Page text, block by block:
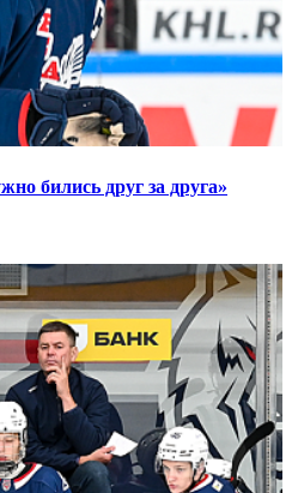
бились друг за друга»